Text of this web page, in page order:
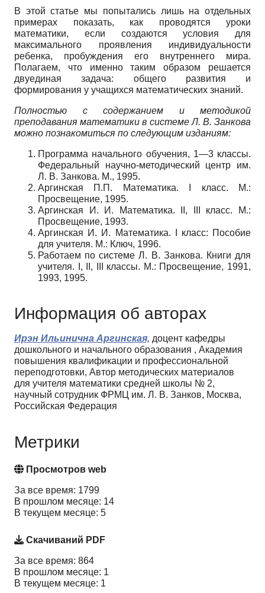
В этой статье мы попытались лишь на отдельных
примерах показать, как проводятся уроки
математики, если создаются условия для
максимального проявления индивидуальности
ребенка, пробуждения его внутреннего мира.
Полагаем, что именно таким образом решается
двуединая задача: общего развития и
формирования у учащихся математических знаний.
Полностью с содержанием и методикой
преподавания математики в системе Л. В. Занкова
можно познакомиться по следующим изданиям:
Программа начального обучения, 1—3 классы.
Федеральный научно-методический центр им.
Л. В. Занкова. М., 1995.
Аргинская П.П. Математика. I класс. М.:
Просвещение, 1995.
Аргинская И. И. Математика. II, III класс. М.:
Просвещение, 1993.
Аргинская И. И. Математика. I класс: Пособие
для учителя. М.: Ключ, 1996.
Работаем по системе Л. В. Занкова. Книги для
учителя. I, II, III классы. М.: Просвещение, 1991,
1993, 1995.
Информация об авторах
Ирэн Ильинична Аргинская, доцент кафедры
дошкольного и начального образования , Академия
повышения квалификации и профессиональной
переподготовки, Автор методических материалов
для учителя математики средней школы № 2,
научный сотрудник ФРМЦ им. Л. В. Занков, Москва,
Российская Федерация
Метрики
Просмотров web
За все время: 1799
В прошлом месяце: 14
В текущем месяце: 5
Скачиваний PDF
За все время: 864
В прошлом месяце: 1
В текущем месяце: 1